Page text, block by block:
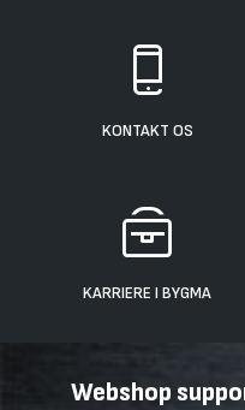
KONTAKT OS
KARRIERE I BYGMA
Webshop